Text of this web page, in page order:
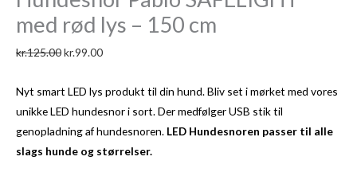
med rød lys – 150 cm
kr.125.00kr.99.00
Nyt smart LED lys produkt til din hund. Bliv set i mørket med vores
unikke LED hundesnor i sort. Der medfølger USB stik til
genopladning af hundesnoren. LED Hundesnoren passer til alle
slags hunde og størrelser.
cm
antal